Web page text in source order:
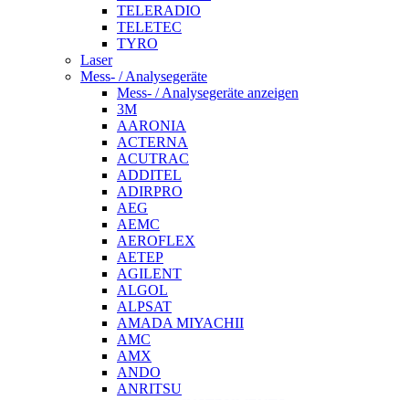
TELERADIO
TELETEC
TYRO
Laser
Mess- / Analysegeräte
Mess- / Analysegeräte anzeigen
3M
AARONIA
ACTERNA
ACUTRAC
ADDITEL
ADIRPRO
AEG
AEMC
AEROFLEX
AETEP
AGILENT
ALGOL
ALPSAT
AMADA MIYACHII
AMC
AMX
ANDO
ANRITSU